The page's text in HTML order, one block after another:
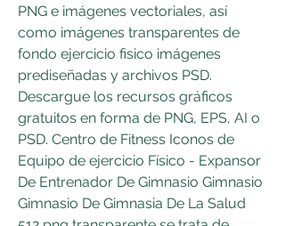
PNG e imágenes vectoriales, así
como imágenes transparentes de
fondo ejercicio fisico imágenes
prediseñadas y archivos PSD.
Descargue los recursos gráficos
gratuitos en forma de PNG, EPS, AI o
PSD. Centro de Fitness Iconos de
Equipo de ejercicio Físico - Expansor
De Entrenador De Gimnasio Gimnasio
Gimnasio De Gimnasia De La Salud